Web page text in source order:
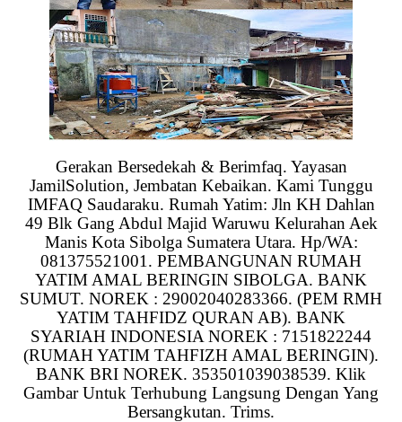
Gerakan Bersedekah & Berimfaq. Yayasan
JamilSolution, Jembatan Kebaikan. Kami Tunggu
IMFAQ Saudaraku. Rumah Yatim: Jln KH Dahlan
49 Blk Gang Abdul Majid Waruwu Kelurahan Aek
Manis Kota Sibolga Sumatera Utara. Hp/WA:
081375521001. PEMBANGUNAN RUMAH
YATIM AMAL BERINGIN SIBOLGA. BANK
SUMUT. NOREK : 29002040283366. (PEM RMH
YATIM TAHFIDZ QURAN AB). BANK
SYARIAH INDONESIA NOREK : 7151822244
(RUMAH YATIM TAHFIZH AMAL BERINGIN).
BANK BRI NOREK. 353501039038539. Klik
Gambar Untuk Terhubung Langsung Dengan Yang
Bersangkutan. Trims.